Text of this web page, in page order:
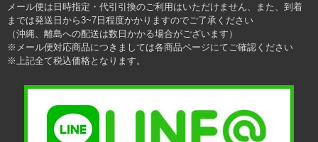
メール便は日時指定・代引引換のご利用はいただけません、また、到着
までは発送日から3~7日程度かかりますのでご了承ください
（沖縄、離島への配送は数日かかる場合がございます）
※メール便対応商品につきましては各商品ページにてご確認ください
※上記全て税込価格となります。